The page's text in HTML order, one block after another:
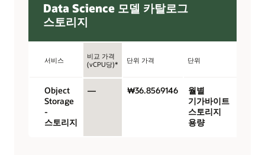
Data Science 모델 카탈로그
스토리지
서비스
비교 가격
(vCPU당)*
단위 가격 단위
Object
Storage
-
스토리지
— ₩36.8569146
월별
기가바이트
스토리지
용량